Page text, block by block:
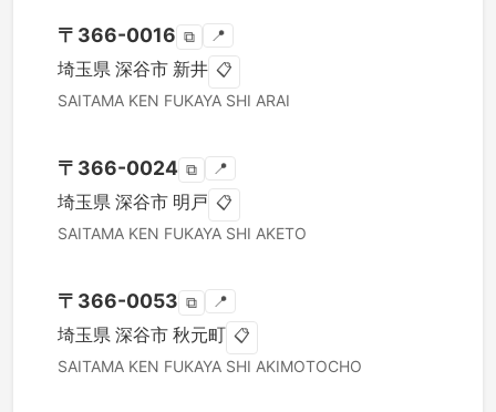
〒 366-0016 ⧉ 📍
埼玉県 深谷市 新井 📋
SAITAMA KEN FUKAYA SHI ARAI
〒 366-0024 ⧉ 📍
埼玉県 深谷市 明戸 📋
SAITAMA KEN FUKAYA SHI AKETO
〒 366-0053 ⧉ 📍
埼玉県 深谷市 秋元町 📋
SAITAMA KEN FUKAYA SHI AKIMOTOCHO